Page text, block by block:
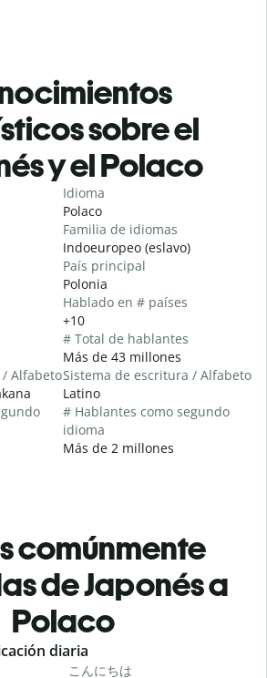
sobre el
y el Polaco
Alfabeto
Idioma
Polaco
Familia de idiomas
Indoeuropeo (eslavo)
País principal
Polonia
Hablado en # países
+10
# Total de hablantes
Más de 43 millones
Sistema de escritura / Alfabeto
Latino
# Hablantes como segundo
idioma
Más de 2 millones
comúnmente
de Japonés a
Polaco
diaria
こんにちは